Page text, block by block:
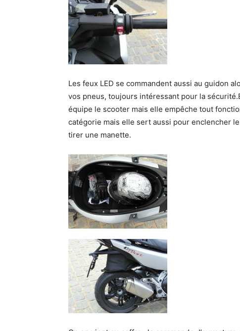
Les feux LED se commandent aussi au guidon
vos pneus, toujours intéressant pour la
équipe le scooter mais elle empêche tout
catégorie mais elle sert aussi pour enclencher
tirer une manette.